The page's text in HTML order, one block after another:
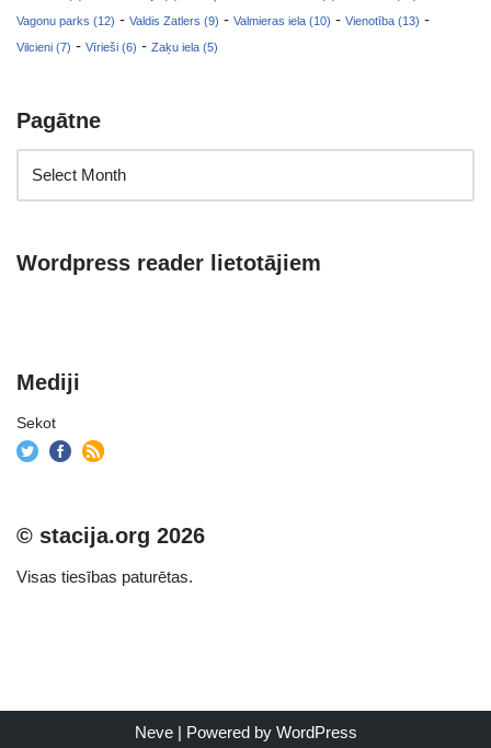
Vagonu parks (12) - Valdis Zatlers (9) - Valmieras iela (10) - Vienotība (13) -
Vilcieni (7) - Vīrieši (6) - Zaķu iela (5)
Pagātne
Wordpress reader lietotājiem
Mediji
Sekot
© stacija.org 2026
Visas tiesības paturētas.
Neve| Powered by WordPress